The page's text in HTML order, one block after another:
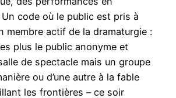
code où le public est pris à
membre actif de la dramaturgie :
plus le public anonyme et
de spectacle mais un groupe
ou d’une autre à la fable
les frontières – ce soir